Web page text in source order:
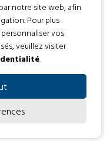
© L’envol
de confidentialité
notre site web, afin
Pour plus
vos
veuillez visiter
.